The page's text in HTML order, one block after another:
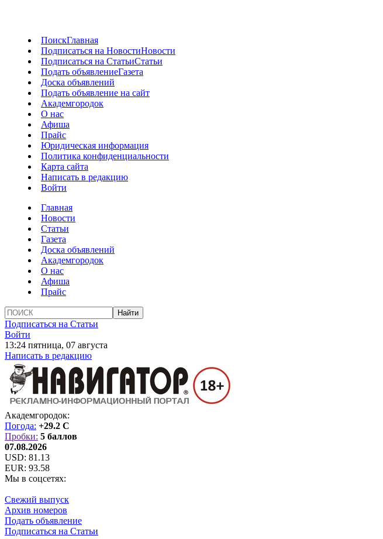
ПоискГлавная
Подписаться на НовостиНовости
Подписаться на СтатьиСтатьи
Подать объявлениеГазета
Доска объявлений
Подать объявление на сайт
Академгородок
О нас
Афиша
Прайс
Юридическая информация
Политика конфиденциальности
Карта сайта
Написать в редакцию
Войти
Главная
Новости
Статьи
Газета
Доска объявлений
Академгородок
О нас
Афиша
Прайс
Подписаться на Статьи
Войти
13:24 пятница, 07 августа
Написать в редакцию
Академгородок:
Погода: +29.2 C
Пробки: 5 баллов
07.08.2026
USD: 81.13
EUR: 93.58
Мы в соцсетях:
Свежий выпуск
Архив номеров
Подать объявление
Подписаться на Статьи